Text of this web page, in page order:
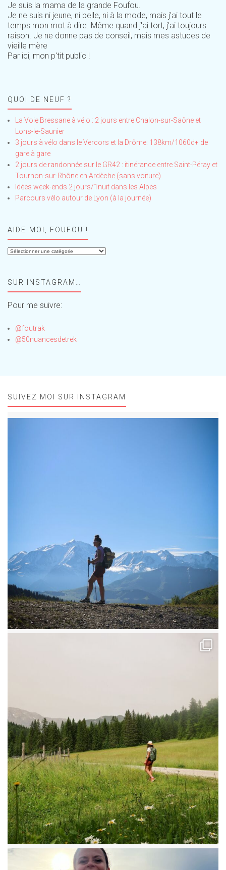
Je suis la mama de la grande Foufou.
Je ne suis ni jeune, ni belle, ni à la mode, mais j'ai tout le
temps mon mot à dire. Même quand j'ai tort, j'ai toujours
raison. Je ne donne pas de conseil, mais mes astuces de
vieille mère
Par ici, mon p'tit public !
QUOI DE NEUF ?
La Voie Bressane à vélo : 2 jours entre Chalon-sur-Saône et
Lons-le-Saunier
3 jours à vélo dans le Vercors et la Drôme: 138km/1060d+ de
gare à gare
2 jours de randonnée sur le GR42 : itinérance entre Saint-Péray et
Tournon-sur-Rhône en Ardèche (sans voiture)
Idées week-ends 2 jours/1nuit dans les Alpes
Parcours vélo autour de Lyon (à la journée)
AIDE-MOI, FOUFOU !
Aide-
!SUR INSTAGRAM…
Pour me suivre:
@foutrak
@50nuancesdetrek
SUIVEZ MOI SUR INSTAGRAM